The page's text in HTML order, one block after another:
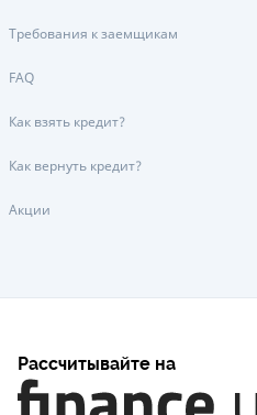
Требования к заемщикам
FAQ
Как взять кредит?
Как вернуть кредит?
Акции
Рассчитывайте на